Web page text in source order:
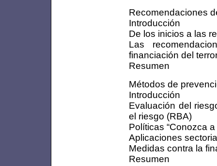
Recomendaciones
Introducción
De los inicios a las
Las
financiación del
Resumen
Métodos de
Introducción
Evaluación del
el riesgo (RBA)
Políticas “Conozca
Aplicaciones
Medidas contra la
Resumen